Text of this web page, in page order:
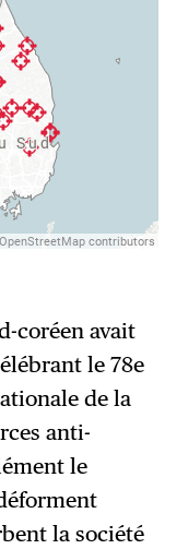
coréen avait
le 78e
de la
anti-
le
la société